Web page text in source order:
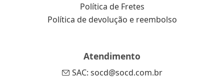
Política de Fretes
Política de devolução e reembolso
Atendimento
SAC: socd@socd.com.br